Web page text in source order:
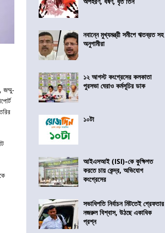
জম্মু-
নবান্নে মুখ্যমন্ত্রী সমীপে ঋতব্রত সহ
অনুগামীরা
১২ আগস্ট কংগ্রেসের কলকাতা
পুরসভা ঘেরাও কর্মসূচির ডাক
১০টা
আইএসআই (ISI)-কে কুক্ষিগত
করতে চায় কেন্দ্র, অভিযোগ
কংগ্রেসের
সভাধিপতি নির্বাচন মিটতেই গ্রেফতার
নজরুল বিশ্বাস, উঠছে একাধিক
প্রশ্ন